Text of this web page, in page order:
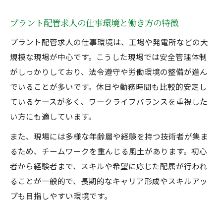
プラント配管求人の仕事環境と働き方の特徴
プラント配管求人の仕事環境は、工場や発電所などの大
規模な現場が中心です。こうした現場では安全管理体制
がしっかりしており、法令遵守や労働環境の整備が進ん
でいることが多いです。休日や勤務時間も比較的安定し
ているケースが多く、ワークライフバランスを重視した
い方にも適しています。
また、現場には多様な年齢層や経験を持つ技術者が集ま
るため、チームワークを重んじる風土があります。初心
者から経験者まで、スキルや希望に応じた配属が行われ
ることが一般的で、長期的なキャリア形成やスキルアッ
プも目指しやすい環境です。